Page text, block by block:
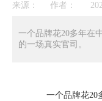
来源： 作者：
一个品牌花20多年在
的一场真实官司。
一个品牌花20多